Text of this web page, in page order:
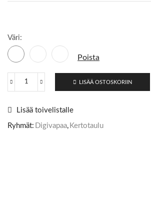
Väri:
Poista
LISÄÄ OSTOSKORIIN
Lisää toivelistalle
Ryhmät: Digivapaa, Kertotaulu